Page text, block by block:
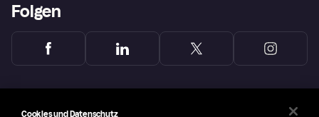
Folgen
Cookies und Datenschutz